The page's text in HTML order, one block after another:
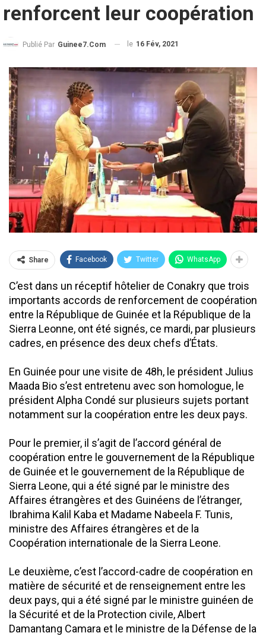
renforcent leur coopération
Publié Par Guinee7.com le 16 Fév, 2021
Share Facebook Twitter WhatsApp
C’est dans un réceptif hôtelier de Conakry que trois
importants accords de renforcement de coopération
entre la République de Guinée et la République de la
Sierra Leonne, ont été signés, ce mardi, par plusieurs
cadres, en présence des deux chefs d’États.
En Guinée pour une visite de 48h, le président Julius
Maada Bio s’est entretenu avec son homologue, le
président Alpha Condé sur plusieurs sujets portant
notamment sur la coopération entre les deux pays.
Pour le premier, il s’agit de l’accord général de
coopération entre le gouvernement de la République
de Guinée et le gouvernement de la République de
Sierra Leone, qui a été signé par le ministre des
Affaires étrangères et des Guinéens de l’étranger,
Ibrahima Kalil Kaba et Madame Nabeela F. Tunis,
ministre des Affaires étrangères et de la
Coopération internationale de la Sierra Leone.
Le deuxième, c’est l’accord-cadre de coopération en
matière de sécurité et de renseignement entre les
deux pays, qui a été signé par le ministre guinéen de
la Sécurité et de la Protection civile, Albert
Damantang Camara et le ministre de la Défense de la